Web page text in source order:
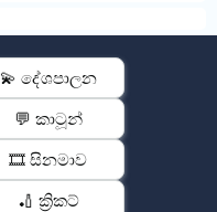
💫 දේශපාලන
💬 කාටූන්
🎞️ සිනමාව
🏏 ක්‍රිකට්